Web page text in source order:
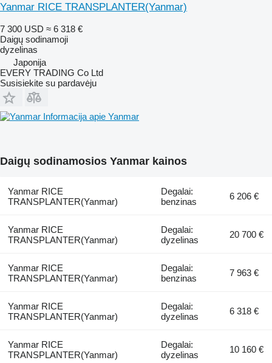
Yanmar RICE TRANSPLANTER(Yanmar)
7 300 USD ≈ 6 318 €
Daigų sodinamoji
dyzelinas
Japonija
EVERY TRADING Co Ltd
Susisiekite su pardavėju
Informacija apie Yanmar
Daigų sodinamosios Yanmar kainos
Yanmar RICE
TRANSPLANTER(Yanmar)
Degalai:
benzinas
6 206 €
Yanmar RICE
TRANSPLANTER(Yanmar)
Degalai:
dyzelinas
20 700 €
Yanmar RICE
TRANSPLANTER(Yanmar)
Degalai:
benzinas
7 963 €
Yanmar RICE
TRANSPLANTER(Yanmar)
Degalai:
dyzelinas
6 318 €
Yanmar RICE
TRANSPLANTER(Yanmar)
Degalai:
dyzelinas
10 160 €